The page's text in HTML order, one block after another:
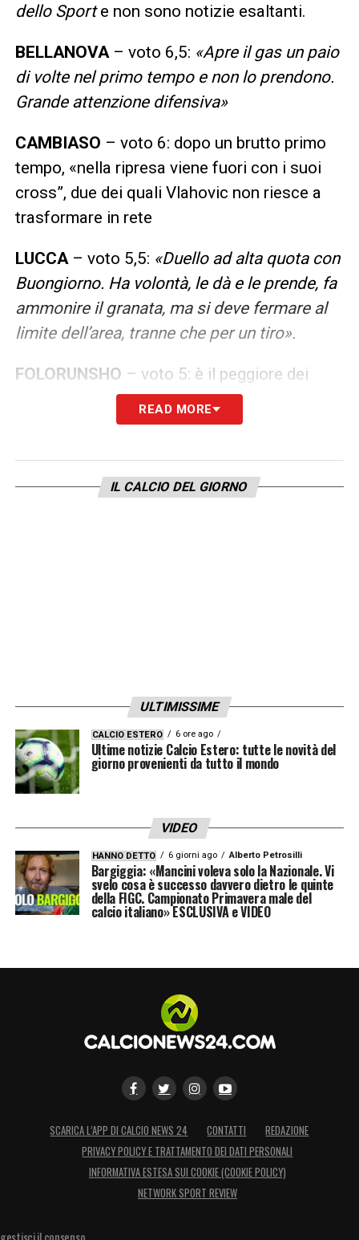
dello Sporte non sono notizie esaltanti.
BELLANOVA– voto 6,5: «Apre il gas un paio
di volte nel primo tempo e non lo prendono.
Grande attenzione difensiva»
CAMBIASO – voto 6: dopo un brutto primo
tempo, «nella ripresa viene fuori con i suoi
cross”, due dei quali Vlahovic non riesce a
trasformare in rete
LUCCA– voto 5,5: «Duello ad alta quota con
Buongiorno. Ha volontà, le dà e le prende, fa
ammonire il granata, ma si deve fermare al
limite dell’area, tranne che per un tiro».
FOLORUNSHO – voto 5: è il peggiore dei
«Può darsi che avverta
l’emozione per la “prima” inazzurro
CARNESECCHI– Non è sceso in campo per
READ MORE
IL CALCIO DEL GIORNO
ULTIMISSIME
CALCIO ESTERO 6 ore ago
Ultime notizie Calcio Estero: tutte le novità del
giorno provenienti da tutto il mondo
VIDEO
HANNO DETTO 6 giorni ago Alberto Petrosilli
Bargiggia: «Mancini voleva solo la Nazionale. Vi
svelo cosa è successo davvero dietro le quinte
della FIGC. Campionato Primavera male del
calcio italiano» ESCLUSIVA e VIDEO
SCARICA L’APP DI CALCIO NEWS 24 CONTATTI
REDAZIONE
PRIVACY POLICY E TRATTAMENTO DEI DATI PERSONALI
INFORMATIVA ESTESA SUI COOKIE (COOKIE POLICY)
NETWORK SPORT REVIEW